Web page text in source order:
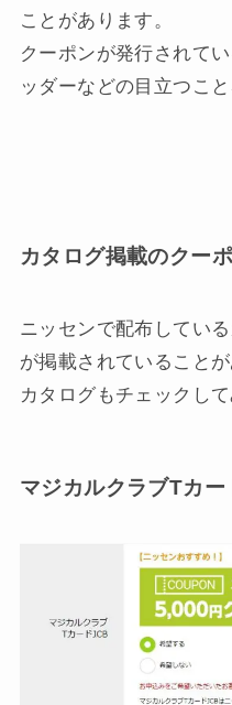
ことがあります。
クーポンが発行されて
ッダーなどの目立つこ
カタログ掲載のクー
ニッセンで配布してい
が掲載されていることが
カタログもチェックして
マジカルクラブTカ